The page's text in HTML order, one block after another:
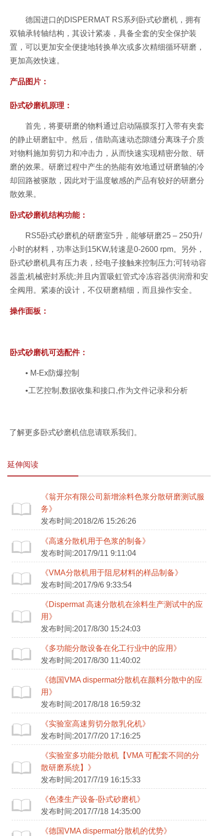
德国进口的DISPERMAT RS系列卧式砂磨机，拥有
双轴承转轴结构，其设计紧凑，具备全套的安全保护装
置，可以更加安全便捷地转换单次或多次精细循环研磨，
更加高效快速。
产品图片：
卧式砂磨机原理：
首先，将要研磨的物料通过启动隔膜泵打入带有夹套
的静止研磨缸中。然后，借助高速动态隙缝分离珠子介质
对物料施加剪切力和冲击力，从而快速实现精密分散、研
磨的效果。研磨过程中产生的热能有效地通过研磨轴的冷
却回路被驱散，因此对于温度敏感的产品有较好的研磨分
散效果。
卧式砂磨机结构功能：
RS5卧式砂磨机的研磨室5升，能够研磨25 – 250升/
小时的材料，功率达到15KW,转速是0-2600 rpm。另外，
卧式砂磨机具有压力表，经电子接触来控制压力;可转动容
器盖;机械密封系统;并且内置吸虹管式冷冻容器供润滑和安
全阀用。紧凑的设计，不仅研磨精细，而且操作安全。
操作面板：
卧式砂磨机可选配件：
• M-Ex防爆控制
•工艺控制,数据收集和接口,作为文件记录和分析
了解更多卧式砂磨机信息请联系我们。
延伸阅读
《翁开尔有限公司新增涂料色浆分散研磨测试服
务》
发布时间:2018/2/6 15:26:26
《高速分散机用于色浆的制备》
发布时间:2017/9/11 9:11:04
《VMA分散机用于阻尼材料的样品制备》
发布时间:2017/9/6 9:33:54
《Dispermat 高速分散机在涂料生产测试中的应
用》
发布时间:2017/8/30 15:24:03
《多功能分散设备在化工行业中的应用》
发布时间:2017/8/30 11:40:02
《德国VMA dispermat分散机在颜料分散中的应
用》
发布时间:2017/8/18 16:59:32
《实验室高速剪切分散乳化机》
发布时间:2017/7/20 17:16:25
《实验室多功能分散机【VMA 可配套不同的分
散研磨系统】》
发布时间:2017/7/19 16:15:33
《色漆生产设备-卧式砂磨机》
发布时间:2017/7/18 14:35:00
《德国VMA dispermat分散机的优势》